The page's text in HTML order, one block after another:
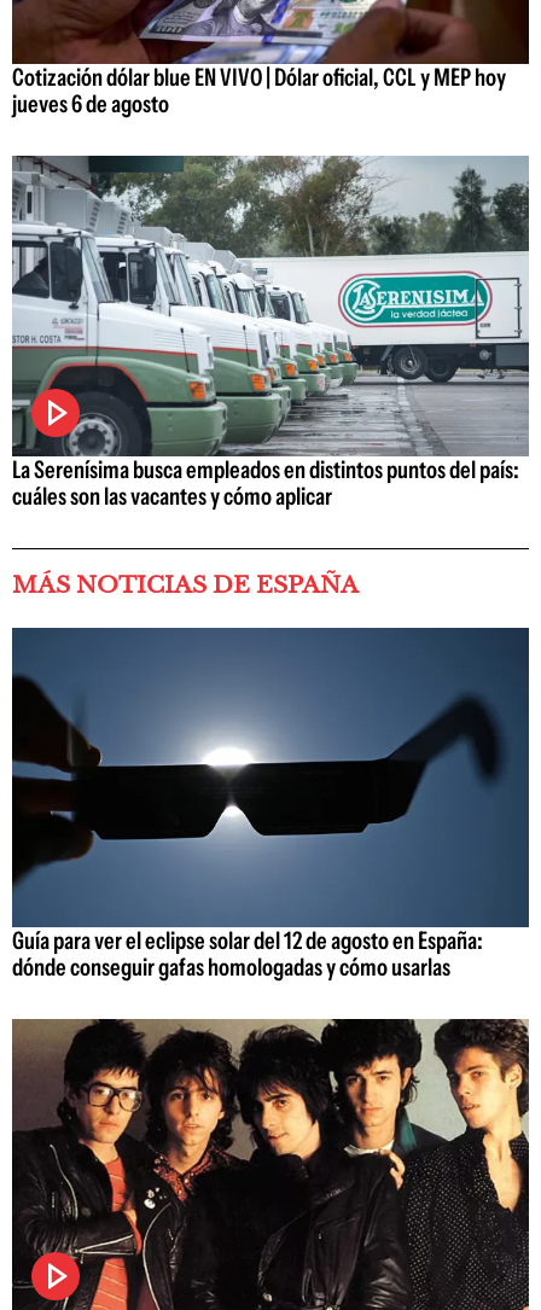
Cotización dólar blue EN VIVO | Dólar oficial, CCL y MEP hoy
jueves 6 de agosto
La Serenísima busca empleados en distintos puntos del país:
cuáles son las vacantes y cómo aplicar
MÁS NOTICIAS DE ESPAÑA
Guía para ver el eclipse solar del 12 de agosto en España:
dónde conseguir gafas homologadas y cómo usarlas